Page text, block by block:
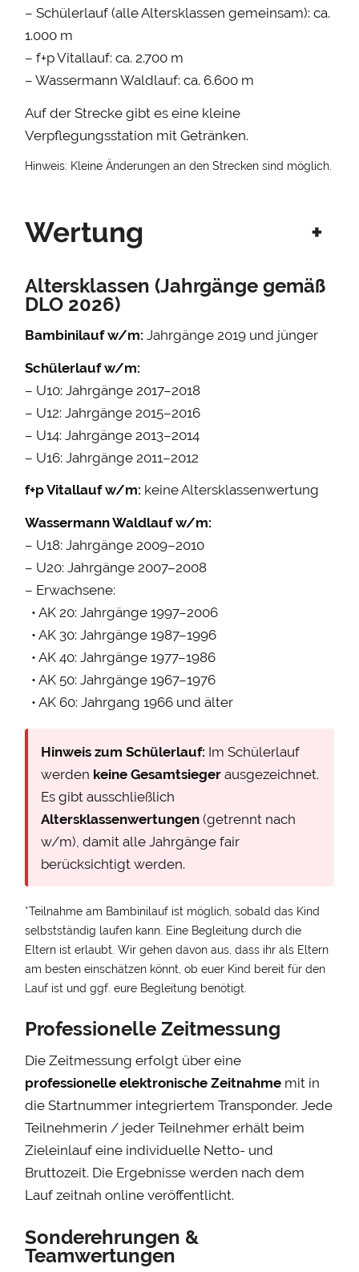
– Schülerlauf (alle Altersklassen gemeinsam): ca.
1.000 m
– f+p Vitallauf: ca. 2.700 m
– Wassermann Waldlauf: ca. 6.600 m
Auf der Strecke gibt es eine kleine
Verpflegungsstation mit Getränken.
Hinweis: Kleine Änderungen an den Strecken sind möglich.
Wertung +
Altersklassen (Jahrgänge gemäß
DLO 2026)
Bambinilauf w/m: Jahrgänge 2019 und jünger
Schülerlauf w/m:
– U10: Jahrgänge 2017–2018
– U12: Jahrgänge 2015–2016
– U14: Jahrgänge 2013–2014
– U16: Jahrgänge 2011–2012
f+p Vitallauf w/m: keine Altersklassenwertung
Wassermann Waldlauf w/m:
– U18: Jahrgänge 2009–2010
– U20: Jahrgänge 2007–2008
– Erwachsene:
• AK 20: Jahrgänge 1997–2006
• AK 30: Jahrgänge 1987–1996
• AK 40: Jahrgänge 1977–1986
• AK 50: Jahrgänge 1967–1976
• AK 60: Jahrgang 1966 und älter
Hinweis zum Schülerlauf: Im Schülerlauf
werden keine Gesamtsieger ausgezeichnet.
Es gibt ausschließlich
Altersklassenwertungen (getrennt nach
w/m), damit alle Jahrgänge fair
berücksichtigt werden.
*Teilnahme am Bambinilauf ist möglich, sobald das Kind
selbstständig laufen kann. Eine Begleitung durch die
Eltern ist erlaubt. Wir gehen davon aus, dass ihr als Eltern
am besten einschätzen könnt, ob euer Kind bereit für den
Lauf ist und ggf. eure Begleitung benötigt.
Professionelle Zeitmessung
Die Zeitmessung erfolgt über eine
professionelle elektronische Zeitnahme mit in
die Startnummer integriertem Transponder. Jede
Teilnehmerin / jeder Teilnehmer erhält beim
Zieleinlauf eine individuelle Netto- und
Bruttozeit. Die Ergebnisse werden nach dem
Lauf zeitnah online veröffentlicht.
Sonderehrungen &
Teamwertungen